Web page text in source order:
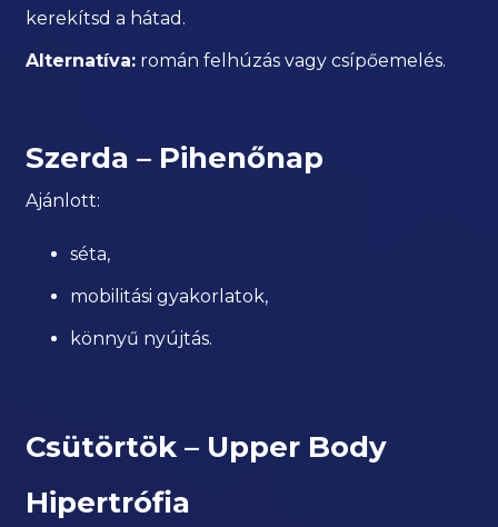
kerekítsd a hátad.
Alternatíva: román felhúzás vagy csípőemelés.
Szerda – Pihenőnap
Ajánlott:
séta,
mobilitási gyakorlatok,
könnyű nyújtás.
Csütörtök – Upper Body
Hipertrófia